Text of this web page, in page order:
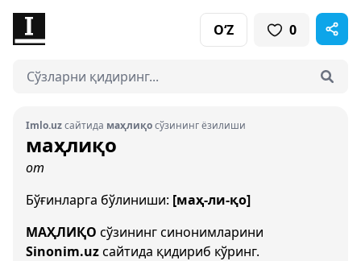
O‘Z 0
Imlo.uzсайтида маҳлиқосўзининг ёзилиши
маҳлиқо
от
Бўғинларга бўлиниши: [маҳ-ли-қо]
МАҲЛИҚО сўзининг синонимларини
Sinonim.uzсайтида қидириб кўринг.